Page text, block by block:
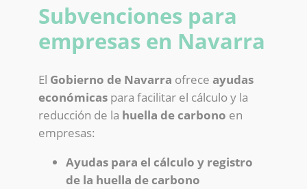
Subvenciones para
empresas en Navarra
El Gobierno de Navarra ofrece ayudas
económicaspara facilitar el cálculo y la
reducción de la huella de carbono en
empresas:
Ayudas para el cálculo y registro
de la huella de carbono